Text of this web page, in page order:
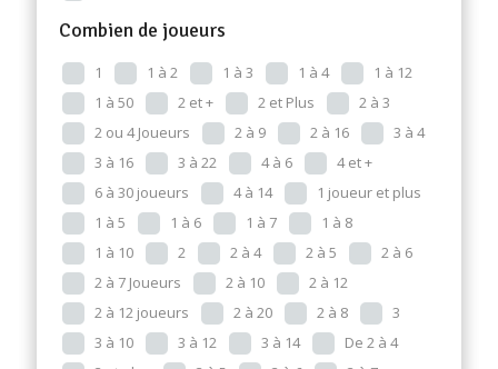
Combien de joueurs
1 1 à 2 1 à 3 1 à 4
1 à 12
1 à 50
2 et + 2 et Plus
2 à 3
2 ou 4 Joueurs
2 à 9 2 à 16
3 à 4
3 à 16
3 à 22 4 à 6
4 et +
6 à 30 joueurs
4 à 14
1 joueur et plus
1 à 5
1 à 6 1 à 7
1 à 8
1 à 10
2 2 à 4 2 à 5
2 à 6
2 à 7 Joueurs
2 à 10
2 à 12
2 à 12 joueurs
2 à 20 2 à 8
3
3 à 10
3 à 12 3 à 14
De 2 à 4